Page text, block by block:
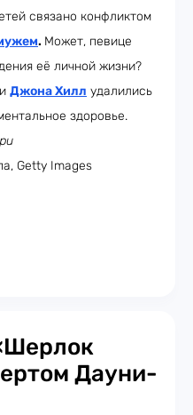
связано конфликтом
. Может, певице
её личной жизни?
и Джона Хилл удалились
здоровье.
Getty Images
Дауни-